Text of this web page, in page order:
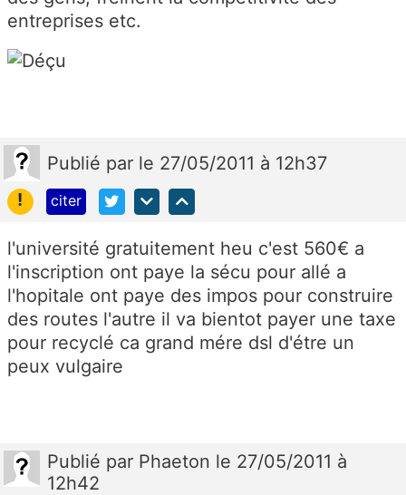
entreprises etc.
Publié par le 27/05/2011 à 12h37
!
citer
l'université gratuitement heu c'est 560€ a
l'inscription ont paye la sécu pour allé a
l'hopitale ont paye des impos pour construire
des routes l'autre il va bientot payer une taxe
pour recyclé ca grand mére dsl d'étre un
peux vulgaire
Publié par Phaeton le 27/05/2011 à
12h42